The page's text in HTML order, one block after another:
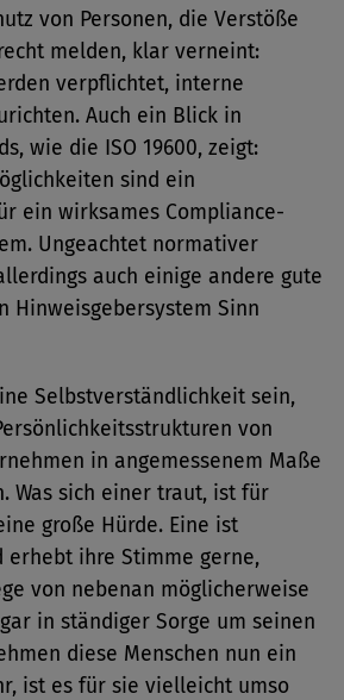
von Personen, die Verstöße
melden, klar verneint:
verpflichtet, interne
Auch ein Blick in
wie die ISO 19600, zeigt:
sind ein
ein wirksames Compliance-
Ungeachtet normativer
auch einige andere gute
Hinweisgebersystem Sinn
Selbstverständlichkeit sein,
von
in angemessenem Maße
Was sich einer traut, ist für
große Hürde. Eine ist
erhebt ihre Stimme gerne,
von nebenan möglicherweise
in ständiger Sorge um seinen
diese Menschen nun ein
ist es für sie vielleicht umso